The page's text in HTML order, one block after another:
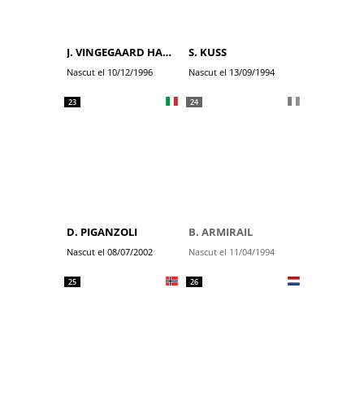
J. VINGEGAARD HANSEN
Nascut el 10/12/1996
S. KUSS
Nascut el 13/09/1994
23
D. PIGANZOLI
Nascut el 08/07/2002
24
B. ARMIRAIL
Nascut el 11/04/1994
25 26